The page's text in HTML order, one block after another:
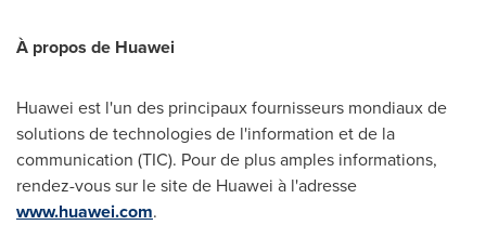
À propos de Huawei
Huawei est l'un des principaux fournisseurs mondiaux de
solutions de technologies de l'information et de la
communication (TIC). Pour de plus amples informations,
rendez-vous sur le site de Huawei à l'adresse
www.huawei.com.